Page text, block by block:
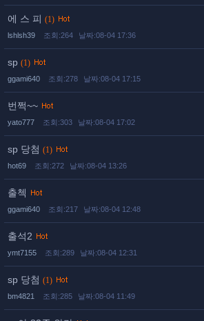
에 스 피 (1)
lshlsh39 조회:264 날짜:08-04 17:36
sp (1)
ggami640 조회:278 날짜:08-04 17:15
번쩍~~
yato777 조회:303 날짜:08-04 17:02
sp 당첨 (1)
hot69 조회:272 날짜:08-04 13:26
출첵
ggami640 조회:217 날짜:08-04 12:48
출석2
ymt7155 조회:289 날짜:08-04 12:31
sp 당첨 (1)
bm4821 조회:285 날짜:08-04 11:49